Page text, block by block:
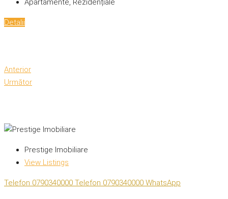
Apartamente, Rezidențiale
Detalii
Anterior
Următor
Prestige Imobiliare
View Listings
Telefon 0790340000 Telefon 0790340000 WhatsApp